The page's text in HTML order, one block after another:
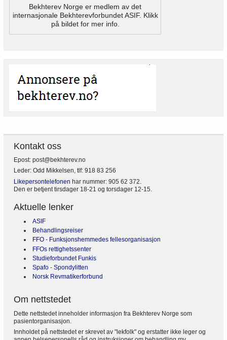
Bekhterev Norge er medlem av det
internasjonale Bekhterevforbundet ASIF. Klikk
på bildet for mer info.
Kontakt oss
Epost: post@bekhterev.no
Leder: Odd Mikkelsen, tlf: 918 83 256
Likepersontelefonen har nummer: 905 62 372.
Den er betjent tirsdager 18-21 og torsdager 12-15.
Aktuelle lenker
ASIF
Behandlingsreiser
FFO - Funksjonshemmedes fellesorganisasjon
FFOs rettighetssenter
Studieforbundet Funkis
Spafo - Spondylitten
Norsk Revmatikerforbund
Om nettstedet
Dette nettstedet inneholder informasjon fra Bekhterev Norge som
pasientorganisasjon.
Innholdet på nettstedet er skrevet av "lekfolk" og erstatter ikke leger og